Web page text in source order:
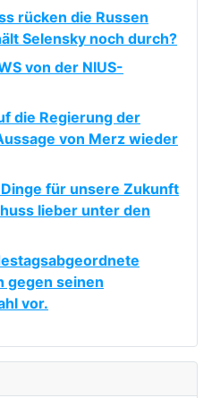
rücken die Russen
Selensky noch durch?
von der NIUS-
die Regierung der
von Merz wieder
für unsere Zukunft
lieber unter den
gegen seinen
vor.